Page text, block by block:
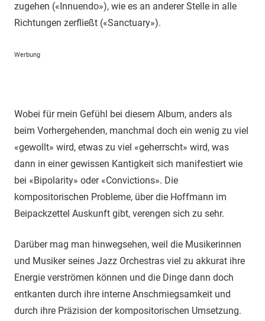
zugehen («Innuendo»), wie es an anderer Stelle in alle
Richtungen zerfließt («Sanctuary»).
Werbung
Wobei für mein Gefühl bei diesem Album, anders als
beim Vorhergehenden, manchmal doch ein wenig zu viel
«gewollt» wird, etwas zu viel «geherrscht» wird, was
dann in einer gewissen Kantigkeit sich manifestiert wie
bei «Bipolarity» oder «Convictions». Die
kompositorischen Probleme, über die Hoffmann im
Beipackzettel Auskunft gibt, verengen sich zu sehr.
Darüber mag man hinwegsehen, weil die Musikerinnen
und Musiker seines Jazz Orchestras viel zu akkurat ihre
Energie verströmen können und die Dinge dann doch
entkanten durch ihre interne Anschmiegsamkeit und
durch ihre Präzision der kompositorischen Umsetzung.